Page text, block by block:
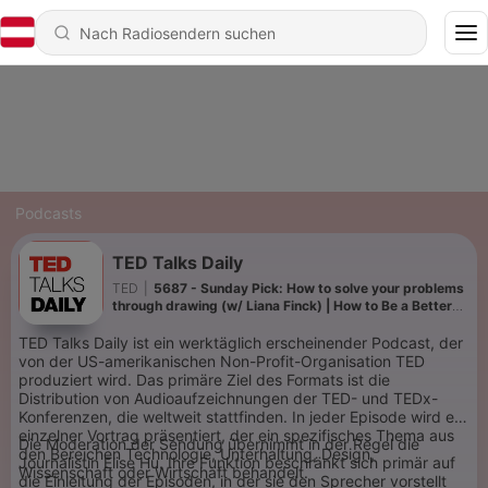
Podcasts
TED Talks Daily
TED
5687 - Sunday Pick: How to solve your problems
through drawing (w/ Liana Finck) | How to Be a Better
TED Talks Daily ist ein werktäglich erscheinender Podcast, der
von der US-amerikanischen Non-Profit-Organisation TED
produziert wird. Das primäre Ziel des Formats ist die
Distribution von Audioaufzeichnungen der TED- und TEDx-
Konferenzen, die weltweit stattfinden. In jeder Episode wird ein
einzelner Vortrag präsentiert, der ein spezifisches Thema aus
den Bereichen Technologie, Unterhaltung, Design,
Wissenschaft oder Wirtschaft behandelt.
Die Moderation der Sendung übernimmt in der Regel die
Journalistin Elise Hu. Ihre Funktion beschränkt sich primär auf
die Einleitung der Episoden, in der sie den Sprecher vorstellt